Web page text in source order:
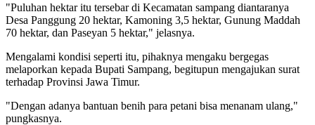
"Puluhan hektar itu tersebar di Kecamatan sampang diantaranya
Desa Panggung 20 hektar, Kamoning 3,5 hektar, Gunung Maddah
70 hektar, dan Paseyan 5 hektar," jelasnya.
Mengalami kondisi seperti itu, pihaknya mengaku bergegas
melaporkan kepada Bupati Sampang, begitupun mengajukan surat
terhadap Provinsi Jawa Timur.
"Dengan adanya bantuan benih para petani bisa menanam ulang,"
pungkasnya.